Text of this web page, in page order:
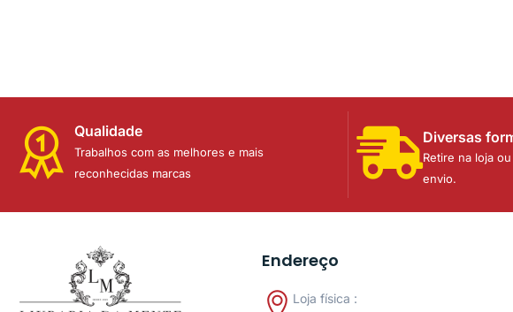
Qualidade
Trabalhos com as melhores e mais
reconhecidas marcas
Diversas
Retire na loja
envio.
Endereço
Loja física :